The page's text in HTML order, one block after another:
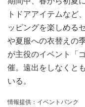
トドアアイテムなど
ッピングを楽しめる
や夏服への衣替えの
が主役のイベント「
催。遠出をしなくと
いる。
情報提供：イベントバンク